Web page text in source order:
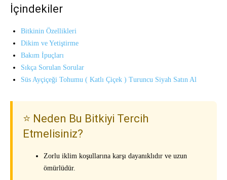
İçindekiler
Bitkinin Özellikleri
Dikim ve Yetiştirme
Bakım İpuçları
Sıkça Sorulan Sorular
Süs Ayçiçeği Tohumu ( Katlı Çiçek ) Turuncu Siyah Satın Al
⭐ Neden Bu Bitkiyi Tercih
Etmelisiniz?
Zorlu iklim koşullarına karşı dayanıklıdır ve uzun
ömürlüdür.